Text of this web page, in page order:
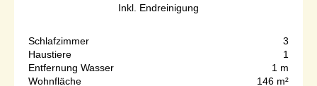
Inkl. Endreinigung
Schlafzimmer
3
Haustiere
1
Entfernung Wasser
1 m
Wohnfläche
146 m²